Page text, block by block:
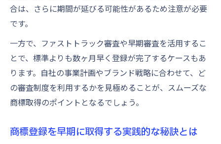
合は、さらに期間が延びる可能性があるため注意が必要
です。
一方で、ファストトラック審査や早期審査を活用するこ
とで、標準よりも数ヶ月早く登録が完了するケースもあ
ります。自社の事業計画やブランド戦略に合わせて、ど
の審査制度を利用するかを見極めることが、スムーズな
商標取得のポイントとなるでしょう。
商標登録を早期に取得する実践的な秘訣とは